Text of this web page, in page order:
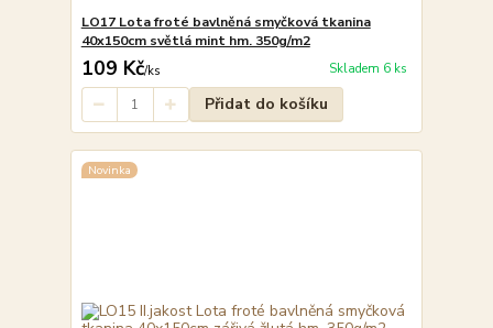
LO17 Lota froté bavlněná smyčková tkanina
40x150cm světlá mint hm. 350g/m2
109 Kč/ks Skladem 6 ks
Přidat do košíku
Novinka